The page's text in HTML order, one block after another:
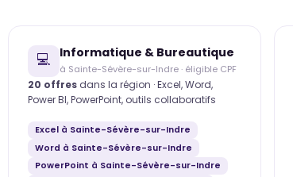
💻 Informatique & Bureautique
à Sainte-Sévère-sur-Indre · éligible CPF
20 offres dans la région · Excel, Word,
Power BI, PowerPoint, outils collaboratifs
Excel à Sainte-Sévère-sur-Indre
Word à Sainte-Sévère-sur-Indre
PowerPoint à Sainte-Sévère-sur-Indre